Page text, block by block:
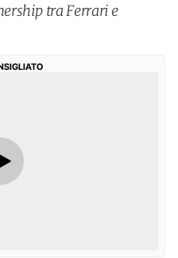
tra Ferrari e